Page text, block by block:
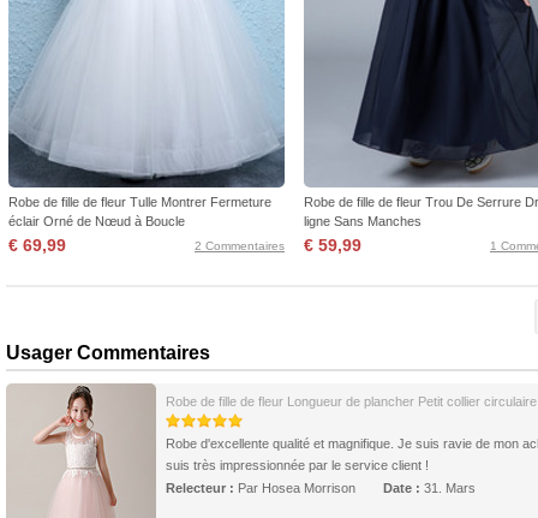
Robe de fille de fleur Tulle Montrer Fermeture
éclair Orné de Nœud à Boucle
€ 69,99 2 Commentaires
Robe de fille de fleur Trou De Serrure
ligne Sans Manches
€ 59,99 1
Usager Commentaires
Robe de fille de fleur Longueur de plancher Petit collier circulaire
Robe d'excellente qualité et magnifique. Je suis ravie de mon
suis très impressionnée par le service client !
Relecteur : Par Hosea Morrison Date : 31. Mars